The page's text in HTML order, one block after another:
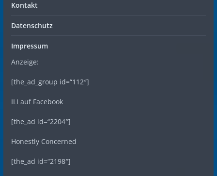
Kontakt
Datenschutz
Impressum
Anzeige:
[the_ad_group id=“112″]
ILI auf Facebook
[the_ad id=“2204″]
Honestly Concerned
[the_ad id=“2198″]